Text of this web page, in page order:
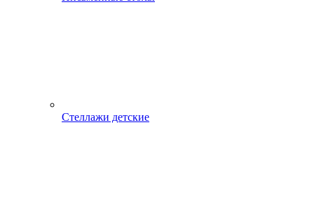
Стеллажи детские